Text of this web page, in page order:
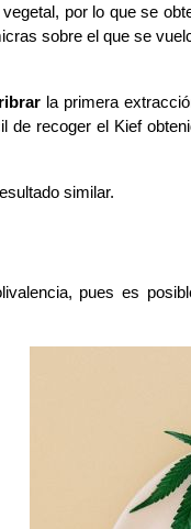
por lo que se
sobre el que se
la primera
recoger el Kief
similar.
pues es